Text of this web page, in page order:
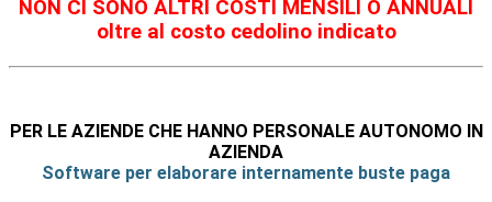
NON CI SONO ALTRI COSTI MENSILI O ANNUALI
oltre al costo cedolino indicato
PER LE AZIENDE CHE HANNO PERSONALE AUTONOMO IN
AZIENDA
Software per elaborare internamente buste paga